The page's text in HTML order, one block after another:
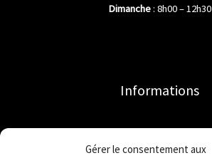
Gérer le consentement aux
Dimanche: 8h00 – 12h30
Informations